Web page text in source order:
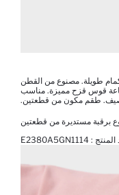
طويلة. مصنوع من القطن
قوس قزح مميزة. مناسب
طقم مكون من قطعتين.
برقبة مستديرة من قطعتين
المنتج : E2380A5GN1114